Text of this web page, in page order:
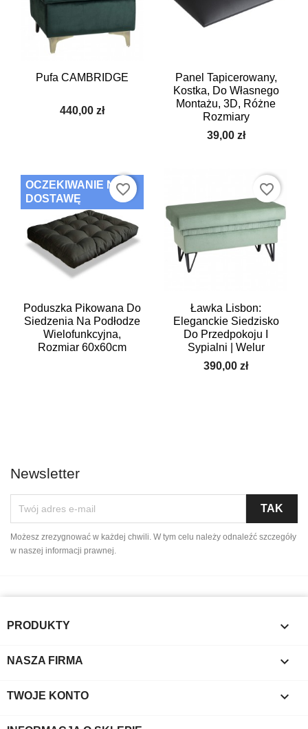
Pufa CAMBRIDGE
440,00 zł
Panel Tapicerowany,
Kostka, Do Własnego
Montażu, 3D, Różne
Rozmiary
39,00 zł
Poduszka Pikowana Do
Siedzenia Na Podłodze
Wielofunkcyjna,
Rozmiar 60x60cm
OCZEKIWANIE NA
DOSTAWĘ
favorite_border
Ławka Lisbon:
Eleganckie Siedzisko
Do Przedpokoju I
Sypialni | Welur
390,00 zł
favorite_border
Newsletter
Możesz zrezygnować w każdej chwili. W tym celu należy odnaleźć szczegóły
w naszej informacji prawnej.
PRODUKTY 
NASZA FIRMA 
TWOJE KONTO 